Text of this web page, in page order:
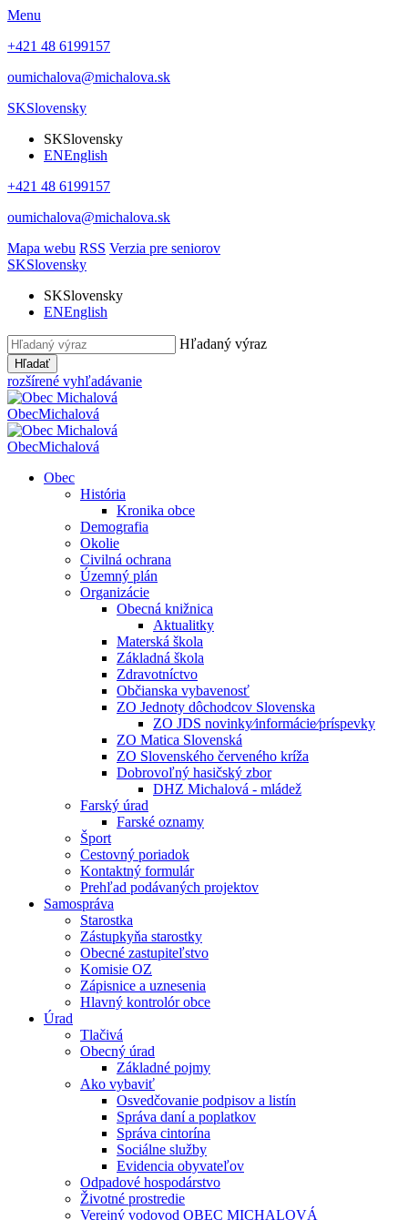
Menu
+421 48 6199157
oumichalova@michalova.sk
SKSlovensky
SKSlovensky
ENEnglish
+421 48 6199157
oumichalova@michalova.sk
Mapa webu RSS Verzia pre seniorov
SKSlovensky
SKSlovensky
ENEnglish
Hľadaný výraz
Hľadať
rozšírené vyhľadávanie
ObecMichalová
ObecMichalová
Obec
História
Kronika obce
Demografia
Okolie
Civilná ochrana
Územný plán
Organizácie
Obecná knižnica
Aktualitky
Materská škola
Základná škola
Zdravotníctvo
Občianska vybavenosť
ZO Jednoty dôchodcov Slovenska
ZO JDS novinky⁄informácie⁄príspevky
ZO Matica Slovenská
ZO Slovenského červeného kríža
Dobrovoľný hasičský zbor
DHZ Michalová - mládež
Farský úrad
Farské oznamy
Šport
Cestovný poriadok
Kontaktný formulár
Prehľad podávaných projektov
Samospráva
Starostka
Zástupkyňa starostky
Obecné zastupiteľstvo
Komisie OZ
Zápisnice a uznesenia
Hlavný kontrolór obce
Úrad
Tlačivá
Obecný úrad
Základné pojmy
Ako vybaviť
Osvedčovanie podpisov a listín
Správa daní a poplatkov
Správa cintorína
Sociálne služby
Evidencia obyvateľov
Odpadové hospodárstvo
Životné prostredie
Verejný vodovod OBEC MICHALOVÁ